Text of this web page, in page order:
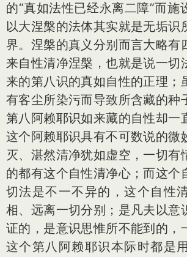
的“真如法性已经永离二障”而施
以大涅槃的法体其实就是无垢识
界。涅槃的真义分别而言大略有
来自性清净涅槃，也就是说一切
来的第八识的真如自性的正理；
有客尘所染污而导致所含藏的种
第八阿赖耶识如来藏的自性却一
这个阿赖耶识具有不可数说的微
灭、湛然清净犹如虚空，一切有
的都有这个自性清净心；而这个
切法是不一不异的，这个自性
相、远离一切分别；是凡夫以意
证的，是意识思惟所不能到的，
这个第八阿赖耶识本际时都是